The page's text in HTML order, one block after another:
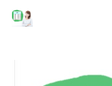
無料相談